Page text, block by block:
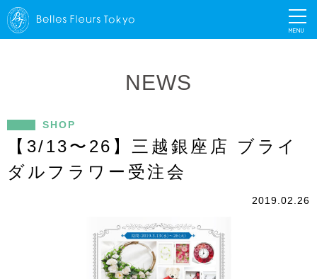
MENU
NEWS
SHOP
【3/13〜26】三越銀座店 ブライ
ダルフラワー受注会
2019.02.26